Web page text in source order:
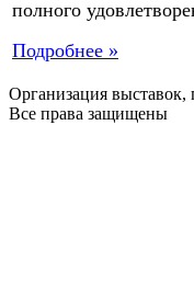
полного
Подробнее »
Организация
Все права защищены